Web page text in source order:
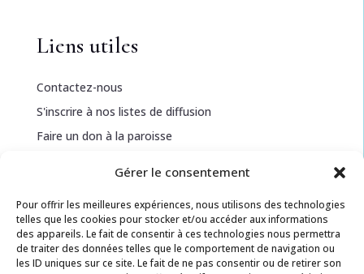
Gérer le consentement
Pour offrir les meilleures expériences, nous utilisons des technologies
telles que les cookies pour stocker et/ou accéder aux informations
des appareils. Le fait de consentir à ces technologies nous permettra
de traiter des données telles que le comportement de navigation ou
les ID uniques sur ce site. Le fait de ne pas consentir ou de retirer son
Liens utiles
Contactez-nous
S'inscrire à nos listes de diffusion
Faire un don à la paroisse
Politique de confidentialité
Politique de cookies